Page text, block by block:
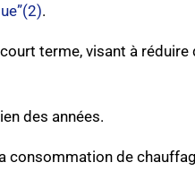
.
terme, visant à réduire
des années.
consommation de